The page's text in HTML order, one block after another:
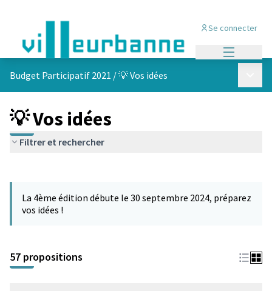
Se connecter
Budget Participatif 2021 /💡 Vos idées
💡 Vos idées
Filtrer et rechercher
La 4ème édition débute le 30 septembre 2024, préparez
vos idées !
57 propositions